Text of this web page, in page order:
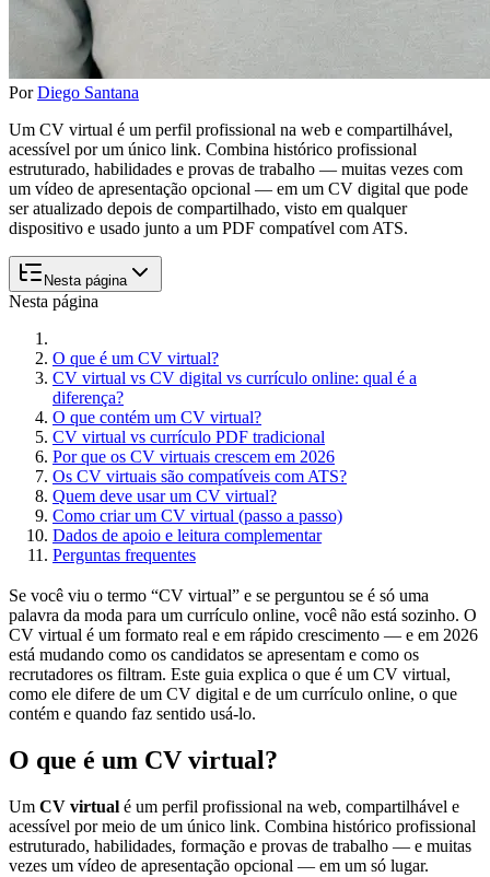
PorDiego Santana
Um CV virtual é um perfil profissional na web e compartilhável,
acessível por um único link. Combina histórico profissional
estruturado, habilidades e provas de trabalho — muitas vezes com
um vídeo de apresentação opcional — em um CV digital que pode
ser atualizado depois de compartilhado, visto em qualquer
dispositivo e usado junto a um PDF compatível com ATS.
Nesta página
Nesta página
O que é um CV virtual?
CV virtual vs CV digital vs currículo online: qual é a
diferença?
O que contém um CV virtual?
CV virtual vs currículo PDF tradicional
Por que os CV virtuais crescem em 2026
Os CV virtuais são compatíveis com ATS?
Quem deve usar um CV virtual?
Como criar um CV virtual (passo a passo)
Dados de apoio e leitura complementar
Perguntas frequentes
Se você viu o termo “CV virtual” e se perguntou se é só uma
palavra da moda para um currículo online, você não está sozinho. O
CV virtual é um formato real e em rápido crescimento — e em 2026
está mudando como os candidatos se apresentam e como os
recrutadores os filtram. Este guia explica o que é um CV virtual,
como ele difere de um CV digital e de um currículo online, o que
contém e quando faz sentido usá-lo.
O que é um CV virtual?
Um CV virtual é um perfil profissional na web, compartilhável e
acessível por meio de um único link. Combina histórico profissional
estruturado, habilidades, formação e provas de trabalho — e muitas
vezes um vídeo de apresentação opcional — em um só lugar.